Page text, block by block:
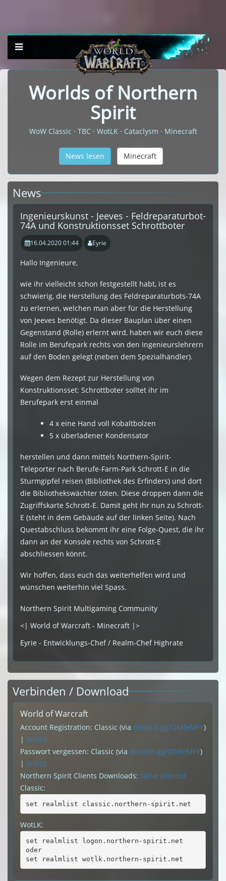
Worlds of Northern
Spirit
WoW Classic · TBC · WotLK · Cataclysm · Minecraft
News lesen Minecraft
News
Ingenieurskunst - Jeeves - Feldreparaturbot-
74A und Konstruktionsset Schrottboter
16.04.2020 01:44 Eyrie
Hallo Ingenieure,
wie ihr vielleicht schon festgestellt habt, ist es
schwierig, die Herstellung des Feldreparaturbots-74A
zu erlernen, welchen man aber für die Herstellung
von Jeeves benötigt. Da dieser Bauplan über einen
Gegenstand (Rolle) erlernt wird, haben wir euch diese
Rolle im Berufepark rechts von den Ingenieurslehrern
auf den Boden gelegt (neben dem Spezialhändler).
Wegen dem Rezept zur Herstellung von
Konstruktionsset: Schrottboter solltet ihr im
Berufepark erst einmal
4 x eine Hand voll Kobaltbolzen
5 x überladener Kondensator
herstellen und dann mittels Northern-Spirit-
Teleporter nach Berufe-Farm-Park Schrott-E in die
Sturmgipfel reisen (Bibliothek des Erfinders) und dort
die Bibliothekswächter töten. Diese droppen dann die
Zugriffskarte Schrott-E. Damit geht ihr nun zu Schrott-
E (steht in dem Gebäude auf der linken Seite). Nach
Questabschluss bekommt ihr eine Folge-Quest, die ihr
dann an der Konsole rechts von Schrott-E
abschliessen könnt.
Wir hoffen, dass euch das weiterhelfen wird und
wünschen weiterhin viel Spass.
Northern Spirit Multigaming Community
<| World of Warcraft - Minecraft |>
Eyrie - Entwicklungs-Chef / Realm-Chef Highrate
Verbinden / Download
World of Warcraft
Account Registration: Classic (via discord.gg/QMfeMFY)
| WotLK
Passwort vergessen: Classic (via discord.gg/QMfeMFY)
| WotLK
Northern Spirit Clients Downloads: siehe Discord
Classic:
set realmlist classic.northern-spirit.net
WotLK:
set realmlist logon.northern-spirit.net
oder
set realmlist wotlk.northern-spirit.net